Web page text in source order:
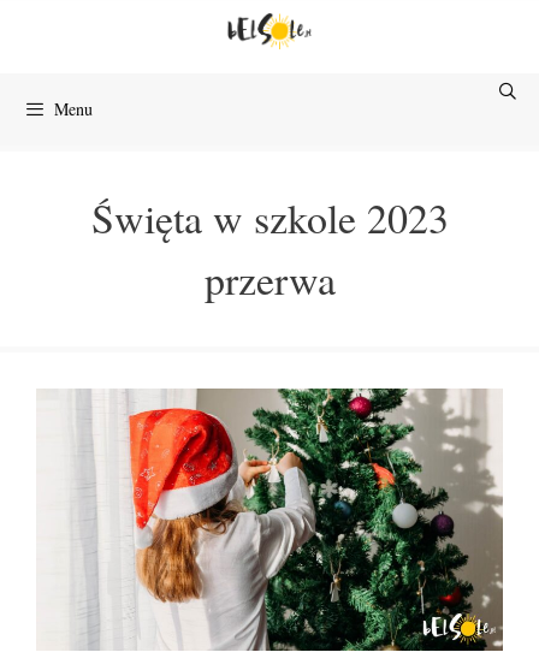
Menu
Święta w szkole 2023
przerwa